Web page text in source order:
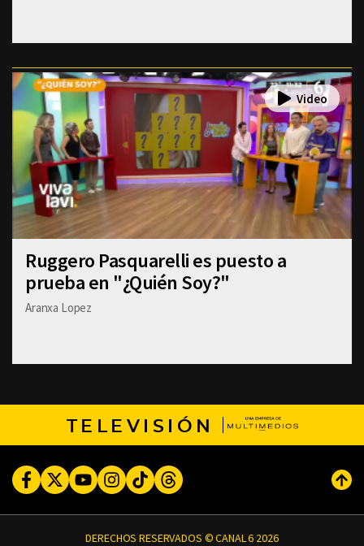
Ruggero Pasquarelli es puesto a
prueba en "¿Quién Soy?"
Aranxa Lopez
TELEVISIÓN
FacebookTwitterYoutubeInstagram
TikTokThreads
DERECHOS RESERVADOS © CANAL 6 2026